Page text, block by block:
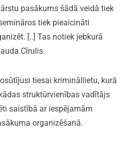
pasākums šādā veidā tiek
tiek pieaicināti
[..] Tas notiek jebkurā
Cīrulis.
tiesai krimināllietu, kurā
struktūrvienības vadītājs
saistībā ar iespējamām
organizēšanā.